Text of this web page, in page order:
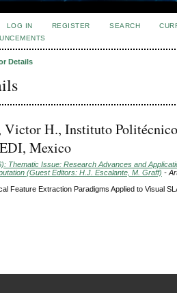
LOG IN REGISTER SEARCH
Details
Victor H., Instituto Politécnico
Mexico
Thematic Issue: Research Advances and
(Guest Editors: H.J. Escalante, M. Graff) -
Feature Extraction Paradigms Applied to Visual